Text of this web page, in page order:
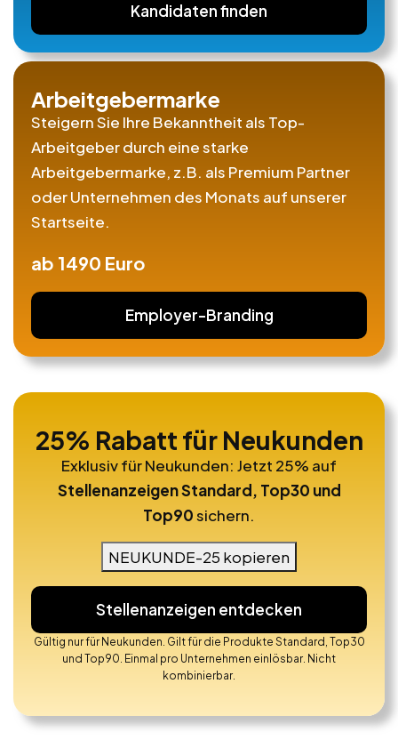
Kandidaten finden
Arbeitgebermarke
Steigern Sie Ihre Bekanntheit als Top-
Arbeitgeber durch eine starke
Arbeitgebermarke, z.B. als Premium Partner
oder Unternehmen des Monats auf unserer
Startseite.
ab 1490 Euro
Employer-Branding
25% Rabatt für Neukunden
Exklusiv für Neukunden: Jetzt 25% auf
Stellenanzeigen Standard, Top30 und
Top90sichern.
NEUKUNDE-25 kopieren
Stellenanzeigen entdecken
Gültig nur für Neukunden. Gilt für die Produkte Standard, Top30
und Top90. Einmal pro Unternehmen einlösbar. Nicht
kombinierbar.